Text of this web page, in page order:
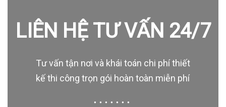
LIÊN HỆ TƯ VẤN 24/7
Tư vấn tận nơi và khái toán chi phí thiết
kế thi công trọn gói hoàn toàn miễn phí